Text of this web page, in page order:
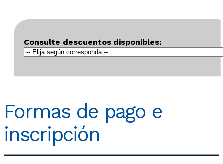
Consulte descuentos disponibles:
Formas de pago e
inscripción